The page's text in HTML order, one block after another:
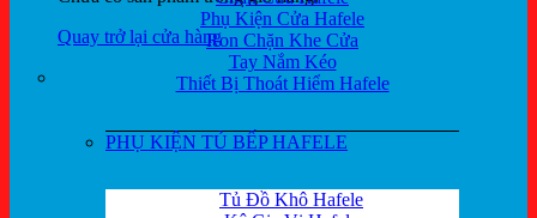
Quay trở lại cửa hàng
Phụ Kiện Cửa Hafele
Ron Chặn Khe Cửa
Tay Nắm Kéo
Thiết Bị Thoát Hiểm Hafele
PHỤ KIỆN TỦ BẾP HAFELE
Tủ Đồ Khô Hafele